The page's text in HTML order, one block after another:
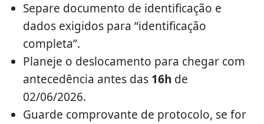
Separe documento de identificação e
dados exigidos para “identificação
completa”.
Planeje o deslocamento para chegar com
antecedência antes das 16h de
02/06/2026.
Guarde comprovante de protocolo, se for